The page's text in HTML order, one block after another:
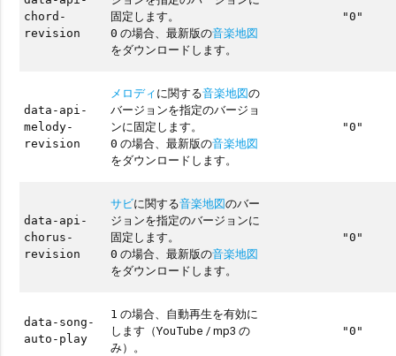
chord-
revision
固定します。
0 の場合、最新版の音楽地図
をダウンロードします。
"0"
data-api-
melody-
revision
メロディに関する音楽地図の
バージョンを指定のバージョ
ンに固定します。
0 の場合、最新版の音楽地図
をダウンロードします。
"0"
data-api-
chorus-
revision
サビに関する音楽地図のバー
ジョンを指定のバージョンに
固定します。
0 の場合、最新版の音楽地図
をダウンロードします。
"0"
data-song-
auto-play
1 の場合、自動再生を有効に
します（YouTube / mp3 の
み）。
"0"